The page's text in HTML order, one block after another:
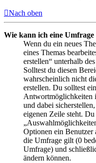
Nach oben
Wie kann ich eine Umfrage
Wenn du ein neues
eines Themas
erstellen“ unterhalb
Solltest du diesen
wahrscheinlich nicht
erstellen. Du solltest
Antwortmöglichkeiten
und dabei
eigenen Zeile steht.
Optionen ein
die Umfrage gilt (0
Umfrage) und
ändern können.